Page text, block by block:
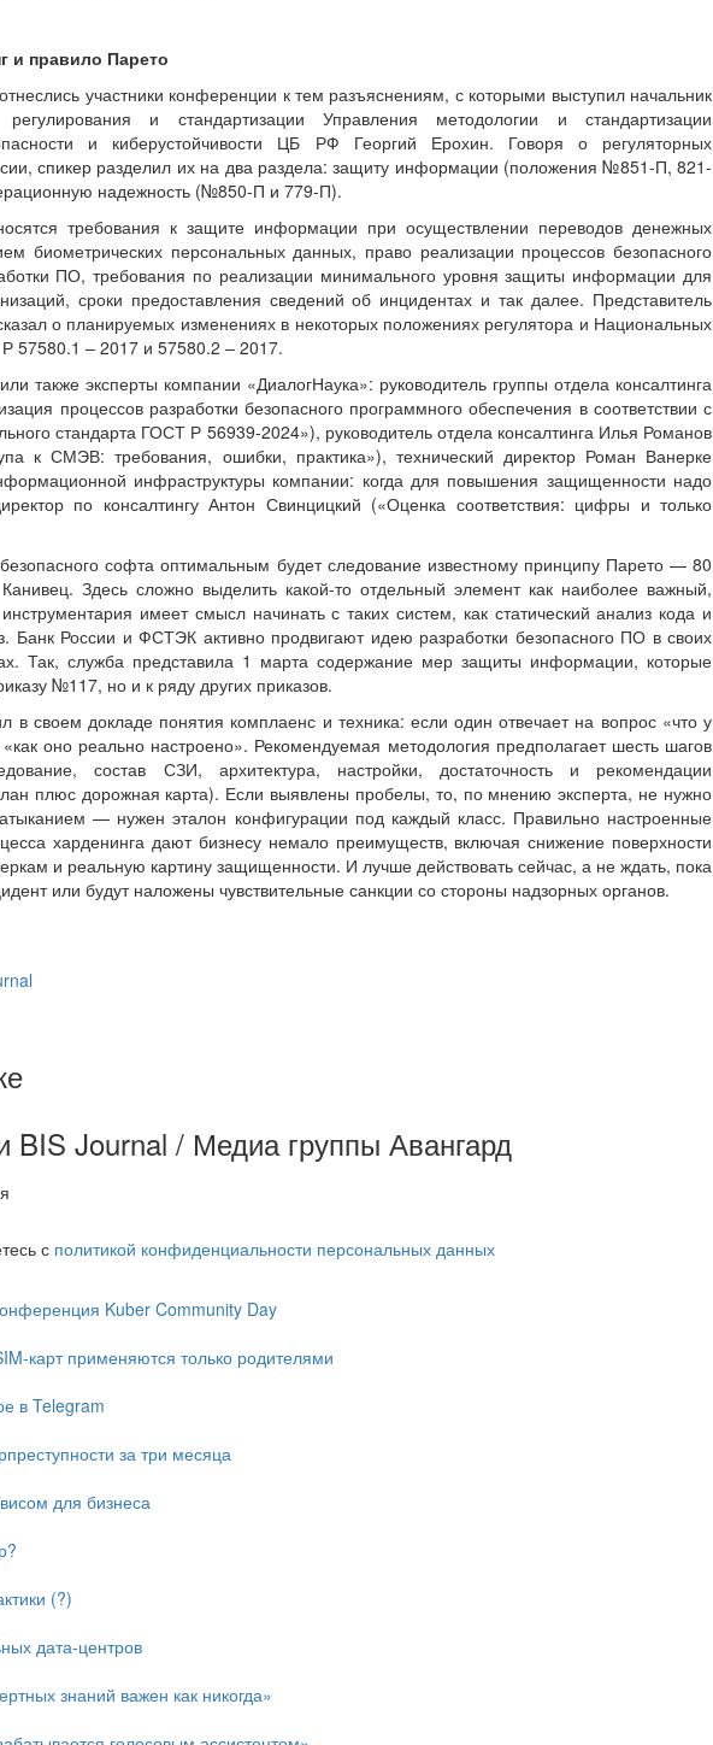
и правило Парето
участники конференции к тем разъяснениям, с которыми выступил начальник
и стандартизации Управления методологии и стандартизации
и киберустойчивости ЦБ РФ Георгий Ерохин. Говоря о регуляторных
спикер разделил их на два раздела: защиту информации (положения №851-П, 821-
надежность (№850-П и 779-П).
требования к защите информации при осуществлении переводов денежных
биометрических персональных данных, право реализации процессов безопасного
ПО, требования по реализации минимального уровня защиты информации для
сроки предоставления сведений об инцидентах и так далее. Представитель
о планируемых изменениях в некоторых положениях регулятора и Национальных
57580.1 – 2017 и 57580.2 – 2017.
также эксперты компании «ДиалогНаука»: руководитель группы отдела консалтинга
процессов разработки безопасного программного обеспечения в соответствии с
стандарта ГОСТ Р 56939-2024»), руководитель отдела консалтинга Илья Романов
к СМЭВ: требования, ошибки, практика»), технический директор Роман Ванерке
инфраструктуры компании: когда для повышения защищенности надо
по консалтингу Антон Свинцицкий («Оценка соответствия: цифры и только
софта оптимальным будет следование известному принципу Парето — 80
Здесь сложно выделить какой-то отдельный элемент как наиболее важный,
имеет смысл начинать с таких систем, как статический анализ кода и
Банк России и ФСТЭК активно продвигают идею разработки безопасного ПО в своих
Так, служба представила 1 марта содержание мер защиты информации, которые
№117, но и к ряду других приказов.
в своем докладе понятия комплаенс и техника: если один отвечает на вопрос «что у
оно реально настроено». Рекомендуемая методология предполагает шесть шагов
состав СЗИ, архитектура, настройки, достаточность и рекомендации
плюс дорожная карта). Если выявлены пробелы, то, по мнению эксперта, не нужно
— нужен эталон конфигурации под каждый класс. Правильно настроенные
харденинга дают бизнесу немало преимуществ, включая снижение поверхности
и реальную картину защищенности. И лучше действовать сейчас, а не ждать, пока
или будут наложены чувствительные санкции со стороны надзорных органов.
BIS Journal / Медиа группы Авангард
с политикой конфиденциальности персональных данных
Kuber Community Day
карт применяются только родителями
в Telegram
за три месяца
для бизнеса
(?)
дата-центров
знаний важен как никогда»